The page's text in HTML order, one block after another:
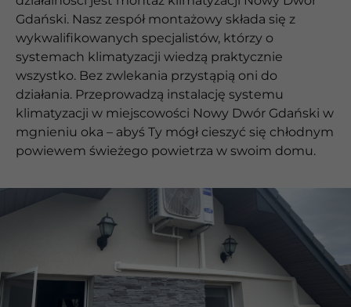
Gdański. Nasz zespół montażowy składa się z
wykwalifikowanych specjalistów, którzy o
systemach klimatyzacji wiedzą praktycznie
wszystko. Bez zwlekania przystąpią oni do
działania. Przeprowadzą instalację systemu
klimatyzacji w miejscowości Nowy Dwór Gdański w
mgnieniu oka – abyś Ty mógł cieszyć się chłodnym
powiewem świeżego powietrza w swoim domu.